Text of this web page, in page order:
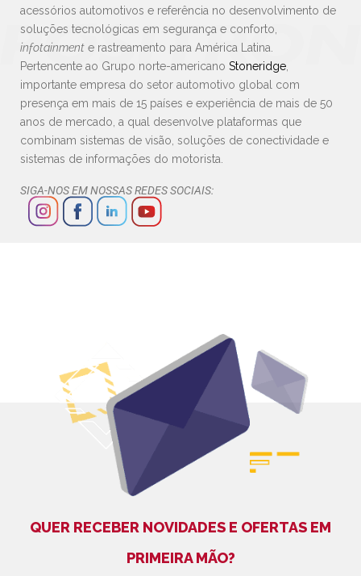
acessórios automotivos e referência no desenvolvimento de
soluções tecnológicas em segurança e conforto,
infotainment e rastreamento para América Latina.
Pertencente ao Grupo norte-americano Stoneridge
importante empresa do setor automotivo global com
presença em mais de 15 países e experiência de mais de 50
anos de mercado, a qual desenvolve plataformas que
combinam sistemas de visão, soluções de conectividade e
sistemas de informações do motorista.
SIGA-NOS EM NOSSAS REDES SOCIAIS:
QUER RECEBER NOVIDADES E OFERTAS EM
PRIMEIRA MÃO?